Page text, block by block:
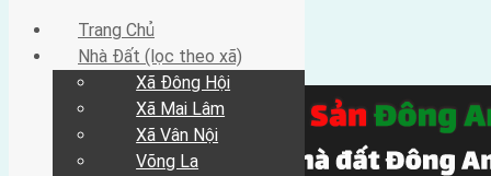
Trang Chủ
Nhà Đất (lọc theo xã)
Xã Đông Hội
Xã Mai Lâm
Xã Vân Nội
Võng La